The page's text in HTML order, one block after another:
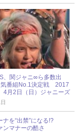
、関ジャニ∞ら多数出
番組No.1決定戦 2017
月2日（日）ジャニーズ
情報
ナを“出禁”になる!?
ンマナーの酷さ